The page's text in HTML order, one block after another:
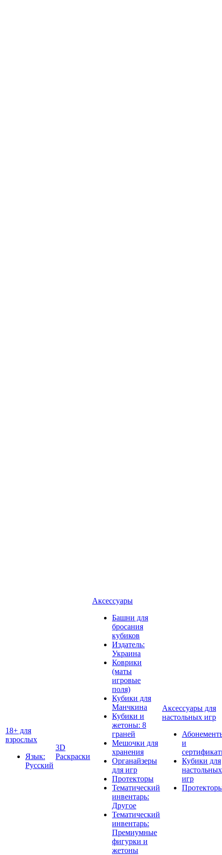
18+ для
взрослых
Язык:
Русский
3D
Раскраски
Аксессуары
Башни для
бросания
кубиков
Издатель:
Украина
Коврики
(маты
игровые
поля)
Кубики для
Манчкина
Кубики и
жетоны: 8
граней
Мешочки для
хранения
Органайзеры
для игр
Протекторы
Тематический
инвентарь:
Другое
Тематический
инвентарь:
Премиумные
фигурки и
жетоны
Аксессуары для
настольных игр
и
Кубики для
настольных
игр